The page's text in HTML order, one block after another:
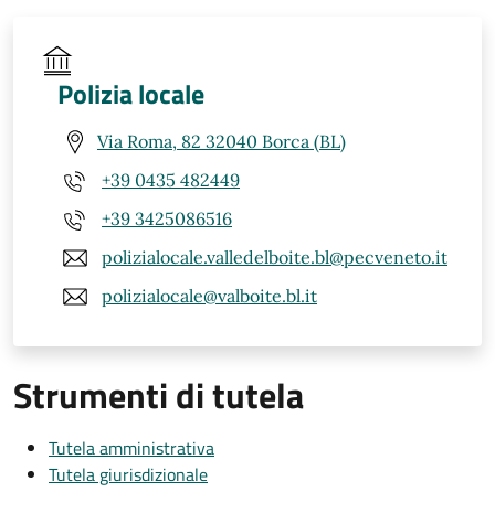
Polizia locale
Via Roma, 82 32040 Borca (BL)
+39 0435 482449
+39 3425086516
polizialocale.valledelboite.bl@pecveneto.it
polizialocale@valboite.bl.it
Strumenti di tutela
Tutela amministrativa
Tutela giurisdizionale